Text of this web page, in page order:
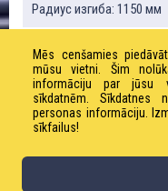
Радиус изгиба: 1150 мм
Вакуум: 0,58 бар
Вес: 7110 г / м
Рабочее давление: 0,9
Mēs cenšamies
mūsu vietni. Šim
informāciju par jūsu
sīkdatnēm. Sīkdatnes
personas informāciju.
sīkfailus!